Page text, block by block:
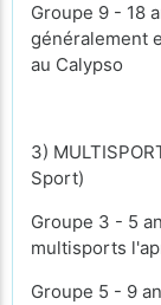
Groupe 9 - 18
généralement
au Calypso
3)
Sport)
Groupe 3 - 5
multisports
Groupe 5 - 9